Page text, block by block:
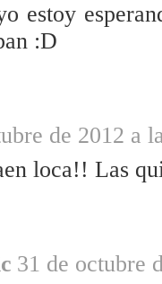
estoy
:D
de 2012 a
loca!! Las
31 de octubre